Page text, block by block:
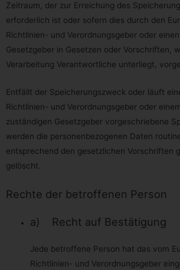
Zeitraum, der zur Erreichung des
erforderlich ist oder sofern dies durch den
Richtlinien- und Verordnungsgeber oder
Gesetzgeber in Gesetzen oder Vorschriften,
Verarbeitung Verantwortliche unterliegt,
Entfällt der Speicherungszweck oder läuft
Richtlinien- und Verordnungsgeber oder
zuständigen Gesetzgeber vorgeschriebene
werden die personenbezogenen Daten
entsprechend den gesetzlichen Vorschriften
gelöscht.
Rechte der betroffenen Person
a) Recht auf Bestätigung
Jede betroffene Person hat das vom
Richtlinien- und Verordnungsgeber
Ferner hat die betroffene Person bei
Rechts auf Datenübertragbarkeit
personenbezogenen Daten direkt
Verantwortlichen an einen anderen
sofern hiervon nicht die Rechte und
Datenübertragbarkeit kann sich die
jederzeit an uns wenden.
g) Recht auf Widerspruch
Jede von der Verarbeitung
gegen die Verarbeitung sie
einzulegen. Dies gilt auch für ein
des Widerspruchs nicht mehr, es